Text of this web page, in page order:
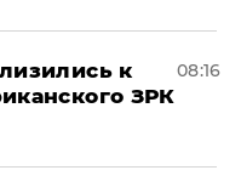
к
ЗРК
08:16